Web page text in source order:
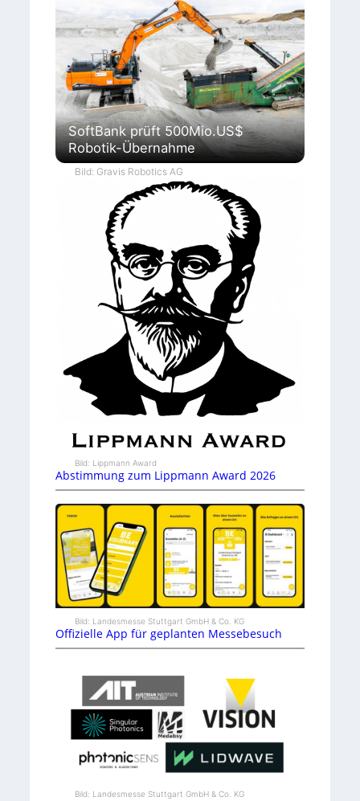
SoftBank prüft 500Mio.US$
Robotik-Übernahme
Bild: Gravis Robotics AG
Bild: Lippmann Award
Abstimmung zum Lippmann Award 2026
Bild: Landesmesse Stuttgart GmbH & Co. KG
Offizielle App für geplanten Messebesuch
Bild: Landesmesse Stuttgart GmbH & Co. KG